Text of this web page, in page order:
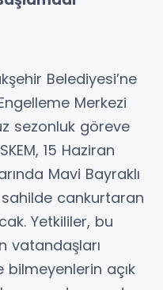
Belediyesi’ne
Merkezi
sezonluk göreve
15 Haziran
Mavi Bayraklı
cankurtaran
Yetkililer, bu
vatandaşları
bilmeyenlerin açık